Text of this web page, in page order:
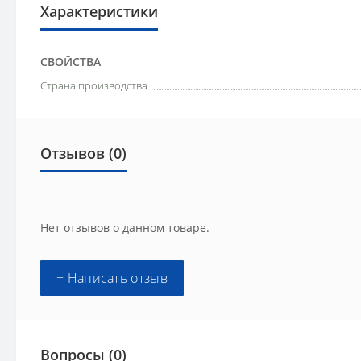
Характеристики
СВОЙСТВА
Страна производства
Отзывов (0)
Нет отзывов о данном товаре.
+ Написать отзыв
Вопросы (0)